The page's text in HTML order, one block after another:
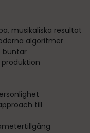
musikaliska resultat
algoritmer
buntar
till